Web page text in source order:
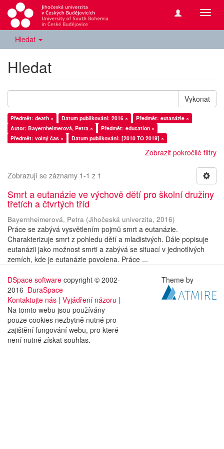
Hledat
Hledat
Vykonat
Předmět: death × Datum publikování: 2016 ×
Předmět: eutanázie ×
Autor: Bayernheimerová, Petra ×
Předmět: education ×
Předmět: volný čas ×
Datum publikování: [2010 TO 2019] ×
Zobrazit pokročilé filtry
Zobrazují se záznamy 1-1 z 1
Smrt a eutanázie ve výchově dětí pro školní družiny
třetích a čtvrtých tříd
Bayernheimerová, Petra (Jihočeská univerzita, 2016)
Práce se zabývá vysvětlením pojmů smrt a eutanázie.
Charakterizuje smrt z pohledu dětí a mladistvých. Dále popisuje
eutanázii jako možnost smrti a zabývá se situací v jednotlivých
zemích, kde je eutanázie povolena. Práce ...
DSpace software copyright © 2002-
2016 DuraSpace
Kontaktujte nás | Vyjádření názoru |
Na tomto webu jsou používány
pouze cookies nezbytně nutné pro
zajištění fungování webu, pro které
není nutné získat souhlas.
Theme by